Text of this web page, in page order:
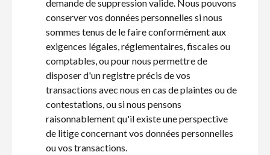
demande de suppression valide. Nous pouvons
conserver vos données personnelles si nous
sommes tenus de le faire conformément aux
exigences légales, réglementaires, fiscales ou
comptables, ou pour nous permettre de
disposer d'un registre précis de vos
transactions avec nous en cas de plaintes ou de
contestations, ou si nous pensons
raisonnablement qu'il existe une perspective
de litige concernant vos données personnelles
ou vos transactions.